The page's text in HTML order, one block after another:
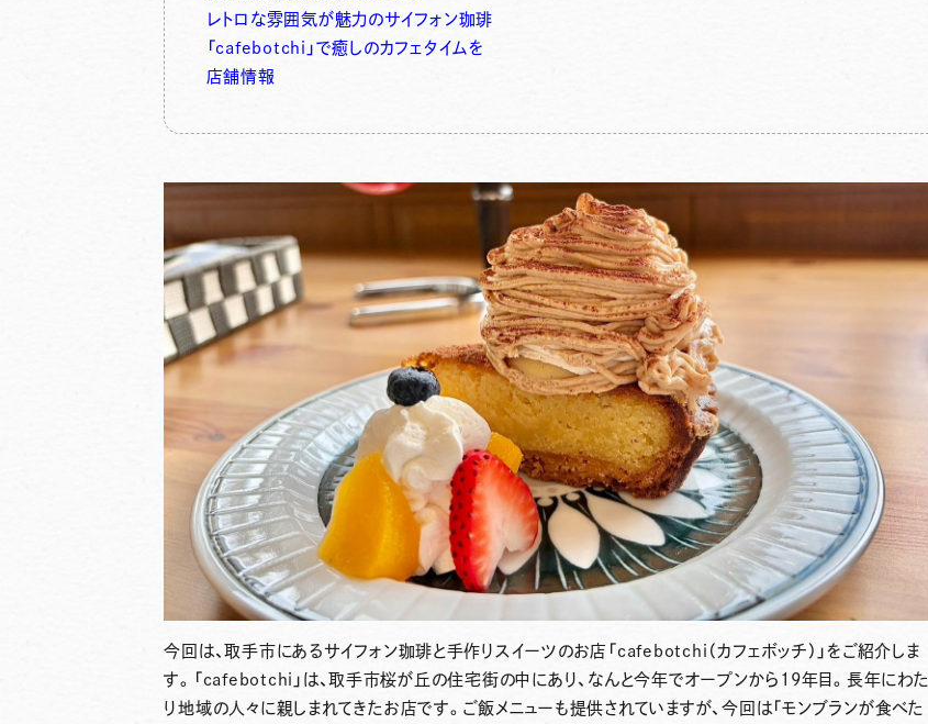
レトロな雰囲気が魅力のサイフォン珈琲
「cafebotchi」で癒しのカフェタイムを
店舗情報
今回は、取手市にあるサイフォン珈琲と手作りスイーツのお店「 cafebotchi （カフェボッチ）」をご紹介しま
す。「cafebotchi」は、取手市桜が丘の住宅街の中にあり、なんと今年でオープンから19年目。長年にわた
り地域の人々に親しまれてきたお店です。ご飯メニューも提供されていますが、今回は「モンブランが食べた